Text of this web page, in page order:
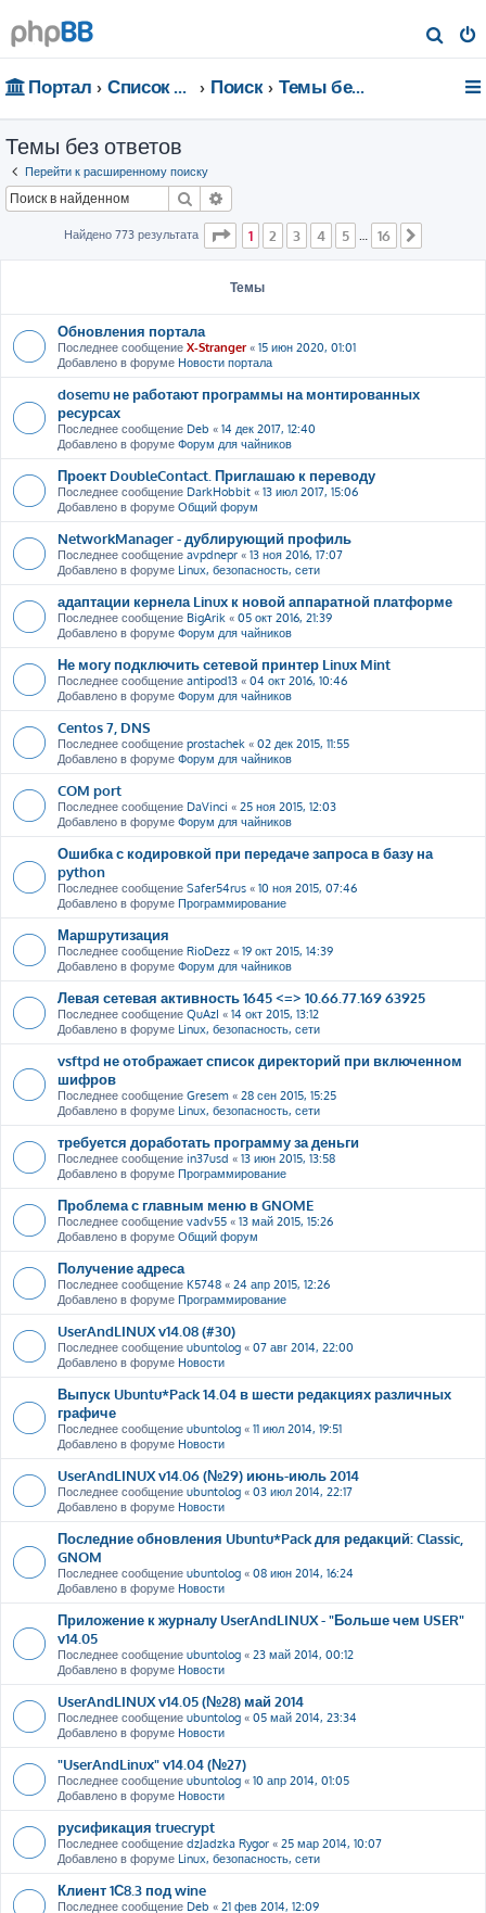
о
Портал Список форумов Поиск Темы без ответов
Темы без ответов
Перейти к расширенному поиску
Поиск
Найдено 773 результата Страница из 16
1 2 3 4 5 16
Темы
Обновления портала
Последнее сообщение X-Stranger« 15 июн 2020, 01:01
Добавлено в форуме Новости портала
dosemu не работают программы на монтированных
ресурсах
Последнее сообщение Deb « 14 дек 2017, 12:40
Добавлено в форуме Форум для чайников
Проект DoubleContact. Приглашаю к переводу
Последнее сообщение DarkHobbit « 13 июл 2017, 15:06
Добавлено в форуме Общий форум
NetworkManager - дублирующий профиль
Последнее сообщение avpdnepr « 13 ноя 2016, 17:07
Добавлено в форуме Linux, безопасность, сети
адаптации кернела Linux к новой аппаратной платформе
Последнее сообщение BigArik « 05 окт 2016, 21:39
Добавлено в форуме Форум для чайников
Не могу подключить сетевой принтер Linux Mint
Последнее сообщение antipod13 « 04 окт 2016, 10:46
Добавлено в форуме Форум для чайников
Centos 7, DNS
Последнее сообщение prostachek « 02 дек 2015, 11:55
Добавлено в форуме Форум для чайников
COM port
Последнее сообщение DaVinci « 25 ноя 2015, 12:03
Добавлено в форуме Форум для чайников
Ошибка с кодировкой при передаче запроса в базу на
python
Последнее сообщение Safer54rus « 10 ноя 2015, 07:46
Добавлено в форуме Программирование
Маршрутизация
Последнее сообщение RioDezz « 19 окт 2015, 14:39
Добавлено в форуме Форум для чайников
Левая сетевая активность 1645 <=> 10.66.77.169 63925
Последнее сообщение QuAzI « 14 окт 2015, 13:12
Добавлено в форуме Linux, безопасность, сети
vsftpd не отображает список директорий при включенном
шифров
Последнее сообщение Gresem « 28 сен 2015, 15:25
Добавлено в форуме Linux, безопасность, сети
требуется доработать программу за деньги
Последнее сообщение in37usd « 13 июн 2015, 13:58
Добавлено в форуме Программирование
Проблема с главным меню в GNOME
Последнее сообщение vadv55 « 13 май 2015, 15:26
Добавлено в форуме Общий форум
Получение адреса
Последнее сообщение K5748 « 24 апр 2015, 12:26
Добавлено в форуме Программирование
UserAndLINUX v14.08 (#30)
Последнее сообщение ubuntolog « 07 авг 2014, 22:00
Добавлено в форуме Новости
Выпуск Ubuntu*Pack 14.04 в шести редакциях различных
графиче
Последнее сообщение ubuntolog « 11 июл 2014, 19:51
Добавлено в форуме Новости
UserAndLINUX v14.06 (№29) июнь-июль 2014
Последнее сообщение ubuntolog « 03 июл 2014, 22:17
Добавлено в форуме Новости
Последние обновления Ubuntu*Pack для редакций: Classic,
GNOM
Последнее сообщение ubuntolog « 08 июн 2014, 16:24
Добавлено в форуме Новости
Приложение к журналу UserAndLINUX - "Больше чем USER"
v14.05
Последнее сообщение ubuntolog « 23 май 2014, 00:12
Добавлено в форуме Новости
UserAndLINUX v14.05 (№28) май 2014
Последнее сообщение ubuntolog « 05 май 2014, 23:34
Добавлено в форуме Новости
"UserAndLinux" v14.04 (№27)
Последнее сообщение ubuntolog « 10 апр 2014, 01:05
Добавлено в форуме Новости
русификация truecrypt
Последнее сообщение dzJadzka Rygor « 25 мар 2014, 10:07
Добавлено в форуме Linux, безопасность, сети
Клиент 1С8.3 под wine
Последнее сообщение Deb « 21 фев 2014, 12:09